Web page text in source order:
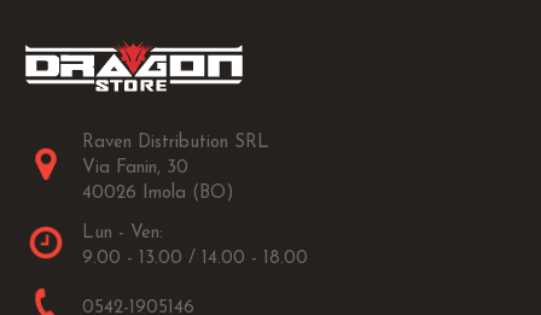
Raven Distribution SRL
Via Fanin, 30
40026 Imola (BO)
Lun - Ven:
9.00 - 13.00 / 14.00 - 18.00
0542-1905146